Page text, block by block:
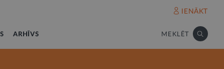
IENĀKT
ARHĪVS MEKLĒT